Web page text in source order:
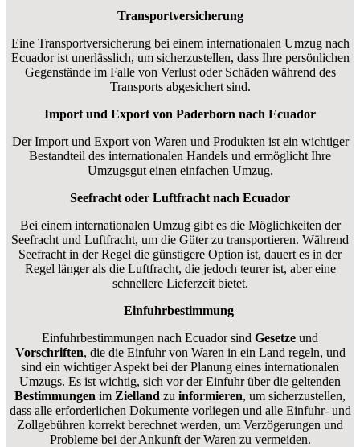
Transportversicherung
Eine Transportversicherung bei einem internationalen Umzug nach
Ecuador ist unerlässlich, um sicherzustellen, dass Ihre persönlichen
Gegenstände im Falle von Verlust oder Schäden während des
Transports abgesichert sind.
Import und Export von Paderborn nach Ecuador
Der Import und Export von Waren und Produkten ist ein wichtiger
Bestandteil des internationalen Handels und ermöglicht Ihre
Umzugsgut einen einfachen Umzug.
Seefracht oder Luftfracht nach Ecuador
Bei einem internationalen Umzug gibt es die Möglichkeiten der
Seefracht und Luftfracht, um die Güter zu transportieren. Während
Seefracht in der Regel die günstigere Option ist, dauert es in der
Regel länger als die Luftfracht, die jedoch teurer ist, aber eine
schnellere Lieferzeit bietet.
Einfuhrbestimmung
Einfuhrbestimmungen nach Ecuador sind Gesetze und
Vorschriften, die die Einfuhr von Waren in ein Land regeln, und
sind ein wichtiger Aspekt bei der Planung eines internationalen
Umzugs. Es ist wichtig, sich vor der Einfuhr über die geltenden
Bestimmungen im Zielland zu informieren, um sicherzustellen,
dass alle erforderlichen Dokumente vorliegen und alle Einfuhr- und
Zollgebühren korrekt berechnet werden, um Verzögerungen und
Probleme bei der Ankunft der Waren zu vermeiden.